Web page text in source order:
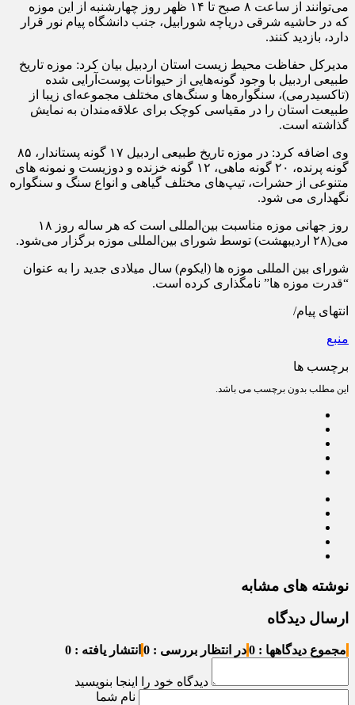
می‌توانند از ساعت ۸ صبح تا ۱۴ ظهر روز چهارشنبه از این موزه
که در حاشیه شرقی دریاچه شورابیل، جنب دانشگاه پیام نور قرار
دارد، بازدید کنند.
مدیرکل حفاظت محیط زیست استان اردبیل بیان کرد: موزه تاریخ
طبیعی اردبیل با وجود گونه‌هایی از حیوانات پوست‌آرایی شده
(تاکسیدرمی)، سنگواره‌ها و سنگ‌های مختلف مجموعه‌ای زیبا از
طبیعت استان را در مقیاسی کوچک برای علاقه‌مندان به نمایش
گذاشته است.
وی اضافه کرد: در موزه تاریخ طبیعی اردبیل ۱۷ گونه پستاندار، ۸۵
گونه پرنده، ۲۰ گونه ماهی، ۱۲ گونه خزنده و دوزیست و نمونه های
متنوعی از حشرات، تیپ‌های مختلف گیاهی و انواع سنگ و سنگواره
نگهداری می شود.
روز جهانی موزه مناسبت بین‌المللی است که هر ساله روز ۱۸
می(۲۸ اردیبهشت) توسط شورای بین‌المللی موزه برگزار می‌شود.
شورای بین المللی موزه ها (ایکوم) سال میلادی جدید را به عنوان
“قدرت موزه ها” نامگذاری کرده است.
انتهای پیام/
منبع
برچسب ها
این مطلب بدون برچسب می باشد.
نوشته های مشابه
ارسال دیدگاه
مجموع دیدگاهها : 0 در انتظار بررسی : 0 انتشار یافته : 0
دیدگاه خود را اینجا بنویسید
نام شما